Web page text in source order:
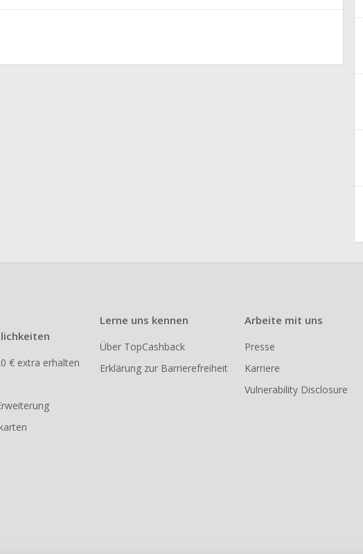
€ extra erhalten
Lerne uns kennen
Über TopCashback
Erklärung zur Barrierefreiheit
Arbeite mit uns
Presse
Karriere
Vulnerability Disclosure